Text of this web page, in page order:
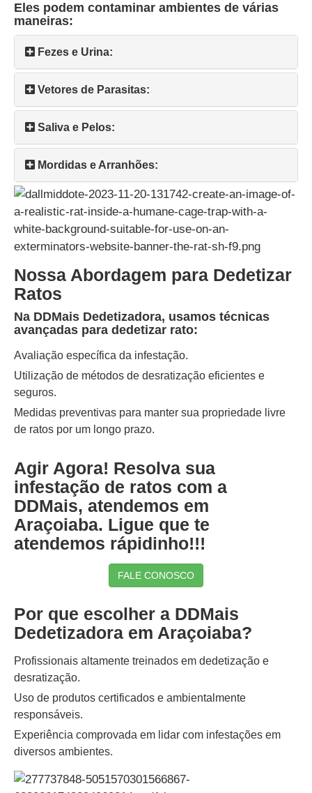
Eles podem contaminar ambientes de várias
maneiras:
Fezes e Urina:
Vetores de Parasitas:
Saliva e Pelos:
Mordidas e Arranhões:
Nossa Abordagem para Dedetizar
Ratos
Na DDMais Dedetizadora, usamos técnicas
avançadas para dedetizar rato:
Avaliação específica da infestação.
Utilização de métodos de desratização eficientes e
seguros.
Medidas preventivas para manter sua propriedade livre
de ratos por um longo prazo.
Agir Agora! Resolva sua
infestação de ratos com a
DDMais, atendemos em
Araçoiaba. Ligue que te
atendemos rápidinho!!!
FALE CONOSCO
Por que escolher a DDMais
Dedetizadora em Araçoiaba?
Profissionais altamente treinados em dedetização e
desratização.
Uso de produtos certificados e ambientalmente
responsáveis.
Experiência comprovada em lidar com infestações em
diversos ambientes.